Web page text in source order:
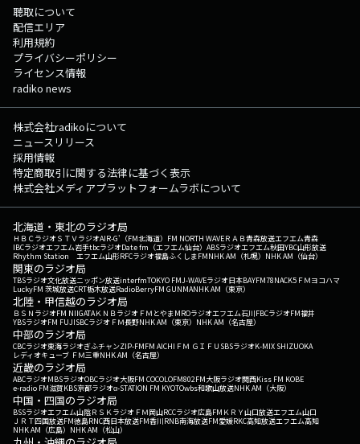
聴取について
配信エリア
利用規約
プライバシーポリシー
ライセンス情報
radiko news
株式会社radikoについて
ニュースリリース
採用情報
特定商取引に関する法律に基づく表示
株式会社メディアプラットフォームラボについて
北海道・東北のラジオ局
ＨＢＣラジオＳＴＶラジオAIR-G'（FM北海道） FM NORTH WAVEＲＡＢ青森放送エフエム青森
IBCラジオエフエム岩手tbcラジオDate fm（エフエム仙台） ABSラジオエフエム秋田YBC山形放送
Rhythm Station エフエム山形RFCラジオ福島ふくしまFMNHK AM（札幌） NHK AM（仙台）
関東のラジオ局
TBSラジオ文化放送ニッポン放送interfmTOKYO FMJ-WAVEラジオ日本BAYFM78NACK5 ＦＭヨコハマ
LuckyFM 茨城放送CRT栃木放送RadioBerryFM GUNMANHK AM（東京）
北陸・甲信越のラジオ局
ＢＳＮラジオFM NIIGATAＫＮＢラジオ ＦＭとやまMROラジオエフエム石川FBCラジオFM福井
YBSラジオFM FUJISBCラジオ ＦＭ長野NHK AM（東京） NHK AM（名古屋）
中部のラジオ局
CBCラジオ東海ラジオぎふチャンZIP-FMFM AICHI ＦＭ ＧＩＦＵ SBSラジオK-MIX SHIZUOKA
レディオキューブ ＦＭ三重NHK AM（名古屋）
近畿のラジオ局
ABCラジオMBSラジオOBCラジオ大阪FM COCOLOFM802FM大阪ラジオ関西Kiss FM KOBE
e-radio FM滋賀KBS京都ラジオα-STATION FM KYOTOwbs和歌山放送NHK AM（大阪）
中国・四国のラジオ局
BSSラジオエフエム山陰ＲＳＫラジオ ＦＭ岡山RCCラジオ広島FM ＫＲＹ山口放送エフエム山口
ＪＲＴ四国放送FM徳島RNC西日本放送FM香川RNB南海放送FM愛媛RKC高知放送エフエム高知
NHK AM（広島） NHK AM（松山）